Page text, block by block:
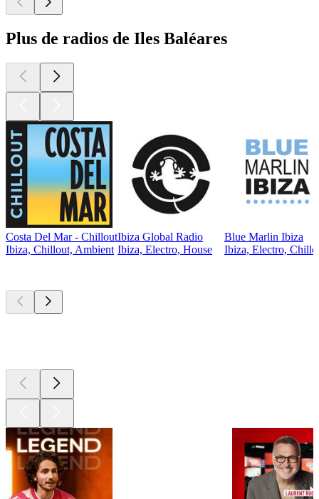
Plus de radios de Iles Baléares
Costa Del Mar - Chillout
Ibiza, Chillout, Ambient
Ibiza Global Radio
Ibiza, Electro, House
Blue Marlin Ibiza
Ibiza, Electro,